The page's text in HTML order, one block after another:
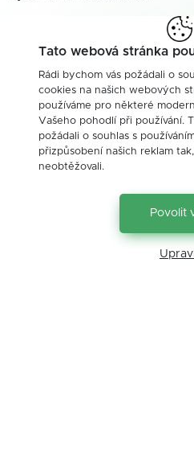
Na jaře 2025 je tedy
nemovitost, než začnou
fixací do tří let. Po uplynutí
nižší a na další období
podmínky.
Rádi s vámi projdeme
dosáhnout, ale i jak by
Tato webová stránka
Rádi bychom vás požádali o
cookies na našich webových
používáme pro některé
Vašeho pohodlí při používání.
požádali o souhlas s
přizpůsobení našich reklam
neobtěžovali.
Povolit